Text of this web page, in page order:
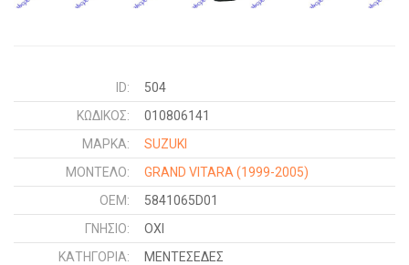
ID:
504
ΚΩΔΙΚΌΣ:
010806141
ΜΑΡΚΑ:
SUZUKI
ΜΟΝΤΕΛΟ:
GRAND VITARA (1999-2005)
OEM:
5841065D01
ΓΝΉΣΙΟ:
ΟΧΙ
ΚΑΤΗΓΟΡΊΑ:
ΜΕΝΤΕΣΕΔΕΣ